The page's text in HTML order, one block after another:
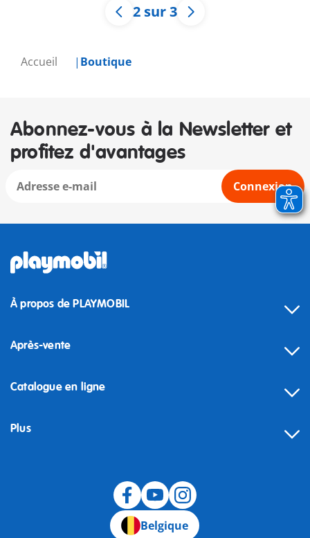
Accueil Boutique
2 sur 3
Abonnez-vous à la Newsletter et
profitez d'avantages
Connexion
À propos de PLAYMOBIL
Après-vente
Catalogue en ligne
Plus
Belgique